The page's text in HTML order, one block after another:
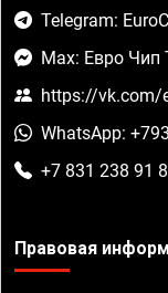
Telegram:
Max: Евро Чип
https://vk.com/
WhatsApp:
+7 831 238 91
Правовая